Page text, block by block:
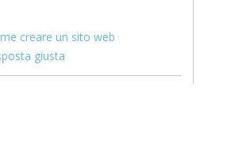
creare un sito web
giusta